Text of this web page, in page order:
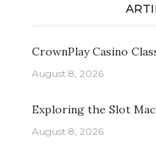
CrownPlay Casino
August 8, 2026
Exploring the Slot
August 8, 2026